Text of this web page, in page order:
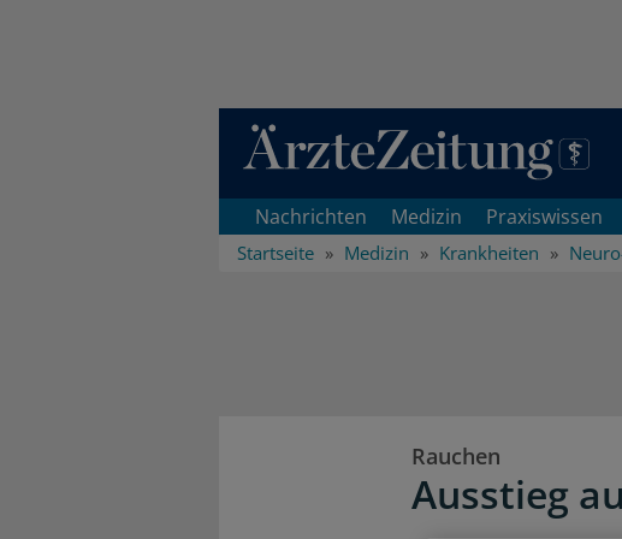
Direkt zum Inhaltsbereich
Nachrichten Medizin Praxiswissen
Startseite Medizin Krankheiten
Rauchen
Ausstieg